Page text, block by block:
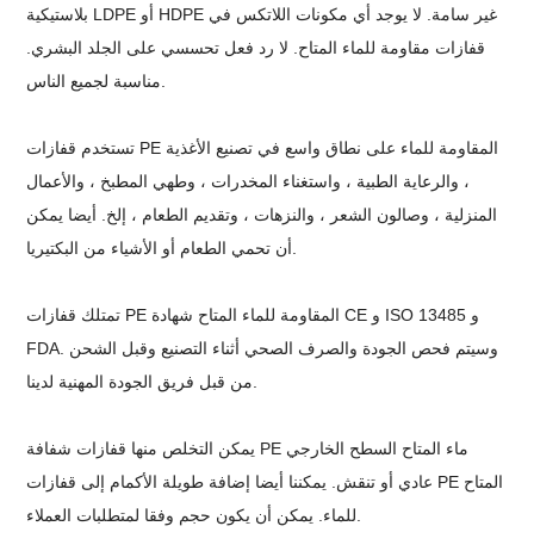
بلاستيكية LDPE أو HDPE غير سامة. لا يوجد أي مكونات اللاتكس في
قفازات مقاومة للماء المتاح. لا رد فعل تحسسي على الجلد البشري.
تستخدم قفازات PE المقاومة للماء على نطاق واسع في تصنيع الأغذية
، والرعاية الطبية ، واستغناء المخدرات ، وطهي المطبخ ، والأعمال
المنزلية ، وصالون الشعر ، والنزهات ، وتقديم الطعام ، إلخ. أيضا يمكن
تمتلك قفازات PE المقاومة للماء المتاح شهادة CE و ISO 13485 و
FDA. وسيتم فحص الجودة والصرف الصحي أثناء التصنيع وقبل الشحن
يمكن التخلص منها قفازات شفافة PE ماء المتاح السطح الخارجي
عادي أو تنقش. يمكننا أيضا إضافة طويلة الأكمام إلى قفازات PE المتاح